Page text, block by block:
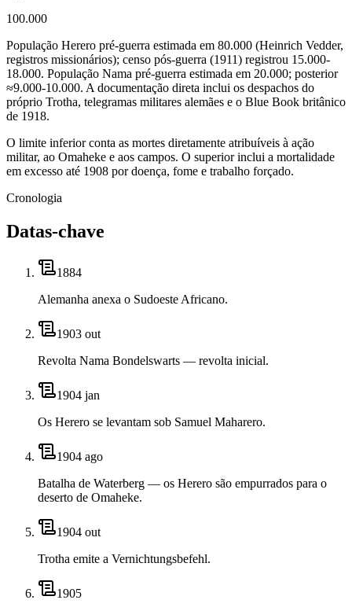
100.000
População Herero pré-guerra estimada em 80.000 (Heinrich Vedder,
registros missionários); censo pós-guerra (1911) registrou 15.000-
18.000. População Nama pré-guerra estimada em 20.000; posterior
≈9.000-10.000. A documentação direta inclui os despachos do
próprio Trotha, telegramas militares alemães e o Blue Book britânico
de 1918.
O limite inferior conta as mortes diretamente atribuíveis à ação
militar, ao Omaheke e aos campos. O superior inclui a mortalidade
em excesso até 1908 por doença, fome e trabalho forçado.
Cronologia
Datas-chave
1884
Alemanha anexa o Sudoeste Africano.
1903 out
Revolta Nama Bondelswarts — revolta inicial.
1904 jan
Os Herero se levantam sob Samuel Maharero.
1904 ago
Batalha de Waterberg — os Herero são empurrados para o
deserto de Omaheke.
1904 out
Trotha emite a Vernichtungsbefehl.
1905